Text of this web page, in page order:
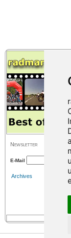
Newsletter
E-Mail
Archives